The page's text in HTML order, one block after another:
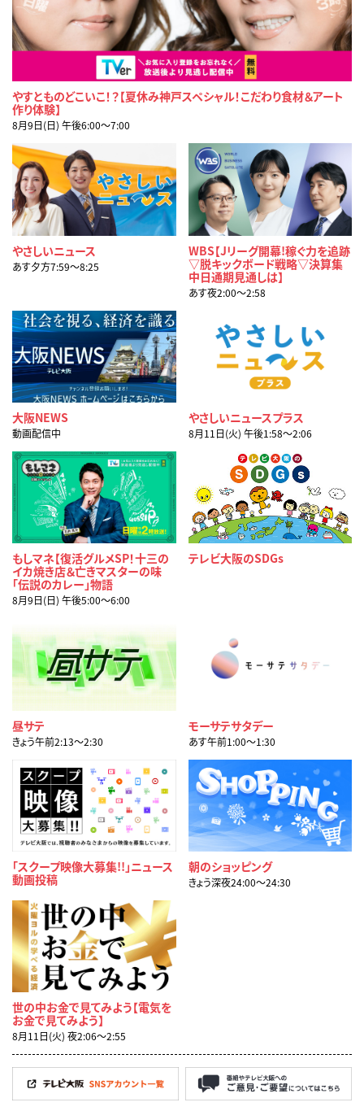
やすとものどこいこ！？【夏休み神戸スペシャル！こだわり食材＆アート
作り体験】
8月9日(日) 午後6:00〜7:00
やさしいニュース
あす夕方7:59〜8:25
WBS【Jリーグ開幕!稼ぐ力を追跡
▽脱キックボード戦略▽決算集
中日通期見通しは】
あす夜2:00〜2:58
大阪NEWS
動画配信中
やさしいニュースプラス
8月11日(火) 午後1:58〜2:06
もしマネ【復活グルメSP！十三の
イカ焼き店＆亡きマスターの味
「伝説のカレー」物語
8月9日(日) 午後5:00〜6:00
テレビ大阪のSDGs
昼サテ
きょう午前2:13〜2:30
モーサテサタデー
あす午前1:00〜1:30
「スクープ映像大募集!!」ニュース
動画投稿
朝のショッピング
きょう深夜24:00〜24:30
世の中お金で見てみよう【電気を
お金で見てみよう】
8月11日(火) 夜2:06〜2:55